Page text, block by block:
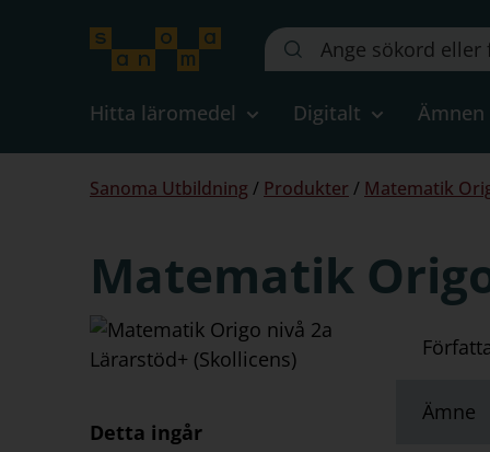
Sök
på
webbplatsen::
Hitta läromedel Digitalt Ämnen
Du
Sanoma Utbildning / Produkter / Matematik
Matematik
Detta ingår
Ämne